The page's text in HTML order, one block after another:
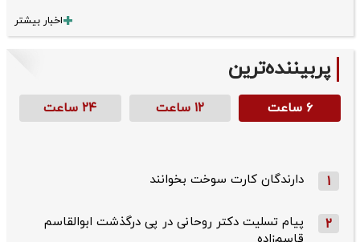
اخبار بیشتر
پربیننده‌ترین
۶ ساعت ۱۲ ساعت ۲۴ ساعت
1 دارندگان کارت سوخت بخوانند
2
پیام تسلیت دکتر روحانی در پی درگذشت ابوالقاسم